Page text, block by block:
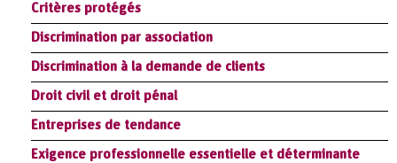
Critères protégés
Discrimination par association
Discrimination à la demande de clients
Droit civil et droit pénal
Entreprises de tendance
Exigence professionnelle essentielle et déterminante